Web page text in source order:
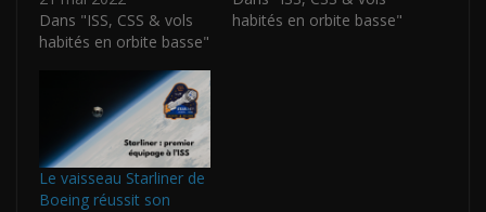
Dans "ISS, CSS & vols
habités en orbite basse"
habités en orbite basse"
Le vaisseau Starliner de
Boeing réussit son